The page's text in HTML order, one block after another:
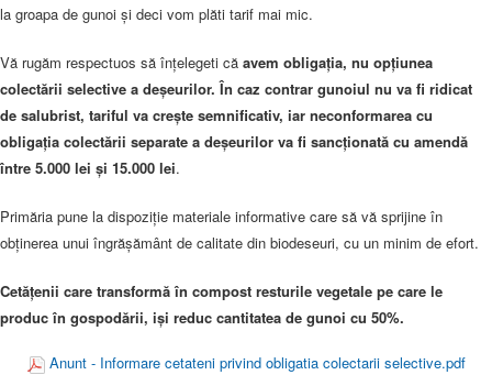
la groapa de gunoi și deci vom plăti tarif mai mic.
Vă rugăm respectuos să înțelegeti că avem obligația, nu opțiunea
colectării selective a deșeurilor. În caz contrar gunoiul nu va fi ridicat
de salubrist, tariful va crește semnificativ, iar neconformarea cu
obligația colectării separate a deșeurilor va fi sancționată cu amendă
între 5.000 lei și 15.000 lei.
Primăria pune la dispoziție materiale informative care să vă sprijine în
obținerea unui îngrășământ de calitate din biodeseuri, cu un minim de efort.
Cetățenii care transformă în compost resturile vegetale pe care le
produc în gospodării, iși reduc cantitatea de gunoi cu 50%.
Anunt - Informare cetateni privind obligatia colectarii selective.pdf